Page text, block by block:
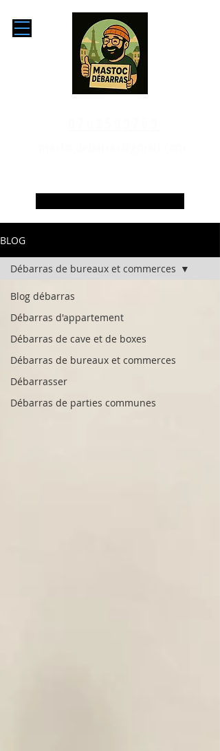
BLOG
Blog débarras
Débarras d'appartement
Débarras de cave et de boxes
Débarras de bureaux et commerces
Débarrasser
Débarras de parties communes
Débarras de bureaux et commerces